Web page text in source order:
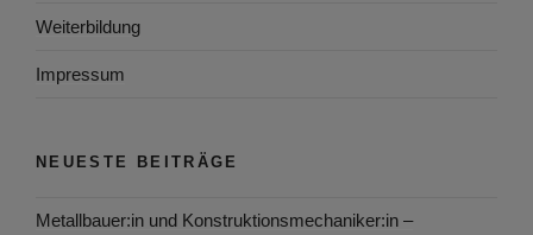
Weiterbildung
Impressum
NEUESTE BEITRÄGE
Metallbauer:in und Konstruktionsmechaniker:in –